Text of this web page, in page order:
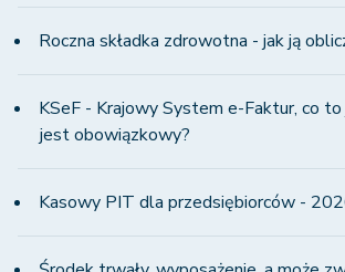
Roczna składka zdrowotna - jak ją
KSeF - Krajowy System e-Faktur, co
jest obowiązkowy?
Kasowy PIT dla przedsiębiorców -